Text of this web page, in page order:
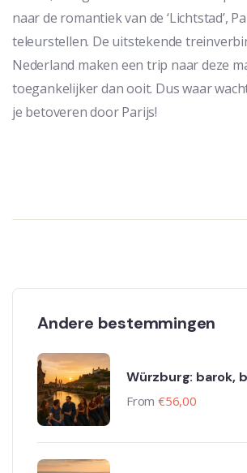
naar de romantiek van de ‘Lichtstad’,
teleurstellen. De uitstekende
Nederland maken een trip naar deze
toegankelijker dan ooit. Dus waar
je betoveren door Parijs!
Andere bestemmingen
Würzburg: barok,
bruisende
From €56,00